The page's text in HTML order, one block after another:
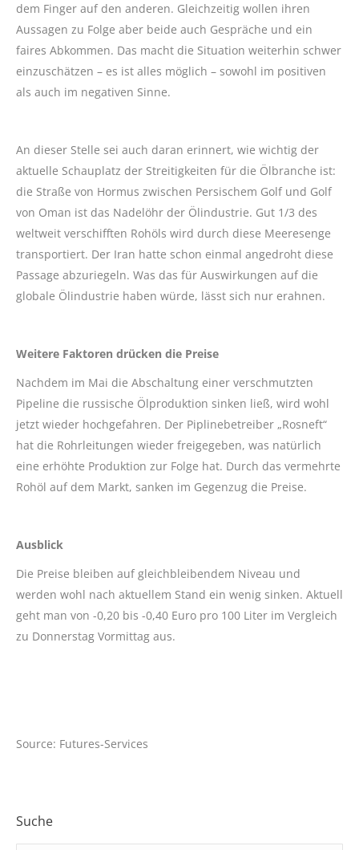
dem Finger auf den anderen. Gleichzeitig wollen ihren
Aussagen zu Folge aber beide auch Gespräche und ein
faires Abkommen. Das macht die Situation weiterhin schwer
einzuschätzen – es ist alles möglich – sowohl im positiven
als auch im negativen Sinne.
An dieser Stelle sei auch daran erinnert, wie wichtig der
aktuelle Schauplatz der Streitigkeiten für die Ölbranche ist:
die Straße von Hormus zwischen Persischem Golf und Golf
von Oman ist das Nadelöhr der Ölindustrie. Gut 1/3 des
weltweit verschifften Rohöls wird durch diese Meeresenge
transportiert. Der Iran hatte schon einmal angedroht diese
Passage abzuriegeln. Was das für Auswirkungen auf die
globale Ölindustrie haben würde, lässt sich nur erahnen.
Weitere Faktoren drücken die Preise
Nachdem im Mai die Abschaltung einer verschmutzten
Pipeline die russische Ölproduktion sinken ließ, wird wohl
jetzt wieder hochgefahren. Der Piplinebetreiber „Rosneft“
hat die Rohrleitungen wieder freigegeben, was natürlich
eine erhöhte Produktion zur Folge hat. Durch das vermehrte
Rohöl auf dem Markt, sanken im Gegenzug die Preise.
Ausblick
Die Preise bleiben auf gleichbleibendem Niveau und
werden wohl nach aktuellem Stand ein wenig sinken. Aktuell
geht man von -0,20 bis -0,40 Euro pro 100 Liter im Vergleich
zu Donnerstag Vormittag aus.
Source: Futures-Services
Suche